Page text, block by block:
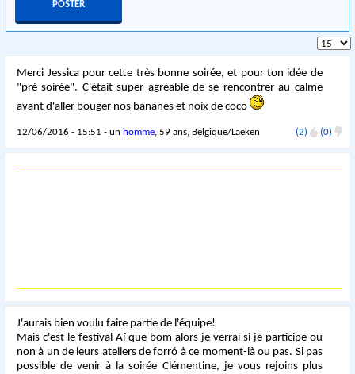
Merci Jessica pour cette très bonne soirée, et pour ton idée de
"pré-soirée". C'était super agréable de se rencontrer au calme
avant d'aller bouger nos bananes et noix de coco
12/06/2016 - 15:51 - un homme, 59 ans, Belgique/Laeken (2) (0)
J'aurais bien voulu faire partie de l'équipe!
Mais c'est le festival Aí que bom alors je verrai si je participe ou
non à un de leurs ateliers de forró à ce moment-là ou pas. Si pas
possible de venir à la soirée Clémentine, je vous rejoins plus